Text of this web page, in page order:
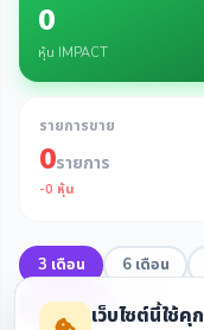
0
หุ้น IMPACT
รายการขาย
0รายการ
-0 หุ้น
3 เดือน 6 เดือน
ทั้งหมด
ซื้อ
เว็บไซต์นี้ใช้คุ